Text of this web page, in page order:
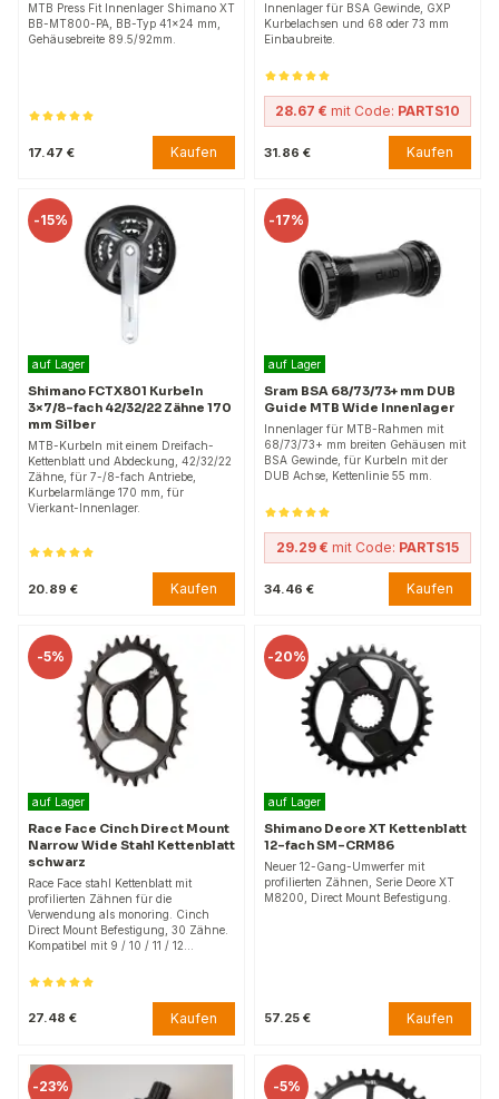
MTB Press Fit Innenlager Shimano XT
BB-MT800-PA, BB-Typ 41x24 mm,
Gehäusebreite 89.5/92mm.
17.47 € Kaufen
Innenlager für BSA Gewinde, GXP
Kurbelachsen und 68 oder 73 mm
Einbaubreite.
28.67 € mit Code: PARTS10
31.86 € Kaufen
-15%
auf Lager
Shimano FCTX801 Kurbeln
3×7/8-fach 42/32/22 Zähne 170
mm Silber
MTB-Kurbeln mit einem Dreifach-
Kettenblatt und Abdeckung, 42/32/22
Zähne, für 7-/8-fach Antriebe,
Kurbelarmlänge 170 mm, für
Vierkant-Innenlager.
20.89 € Kaufen
-17%
auf Lager
Sram BSA 68/73/73+ mm DUB
Guide MTB Wide Innenlager
Innenlager für MTB-Rahmen mit
68/73/73+ mm breiten Gehäusen mit
BSA Gewinde, für Kurbeln mit der
DUB Achse, Kettenlinie 55 mm.
29.29 € mit Code: PARTS15
34.46 € Kaufen
-5%
auf Lager
Race Face Cinch Direct Mount
Narrow Wide Stahl Kettenblatt
schwarz
Race Face stahl Kettenblatt mit
profilierten Zähnen für die
Verwendung als monoring. Cinch
Direct Mount Befestigung, 30 Zähne.
Kompatibel mit 9 / 10 / 11 / 12…
27.48 € Kaufen
-20%
auf Lager
Shimano Deore XT Kettenblatt
12-fach SM-CRM86
Neuer 12-Gang-Umwerfer mit
profilierten Zähnen, Serie Deore XT
M8200, Direct Mount Befestigung.
57.25 € Kaufen
-23% -5%